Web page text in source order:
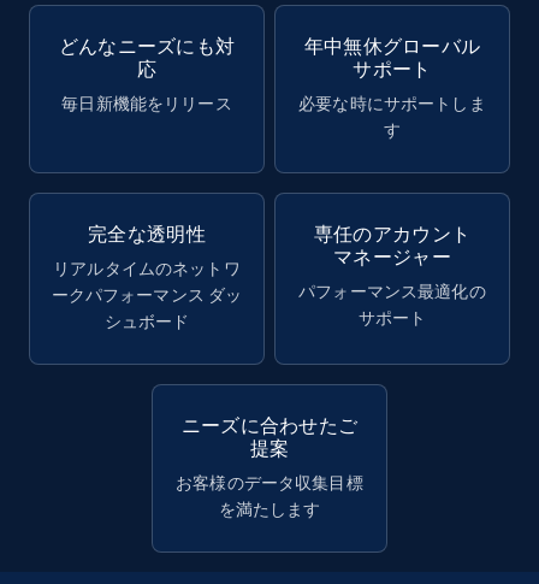
どんなニーズにも対
応
毎日新機能をリリース
年中無休グローバル
サポート
必要な時にサポートしま
す
完全な透明性
リアルタイムのネットワ
ークパフォーマンス ダッ
シュボード
専任のアカウント
マネージャー
パフォーマンス最適化の
サポート
ニーズに合わせたご
提案
お客様のデータ収集目標
を満たします